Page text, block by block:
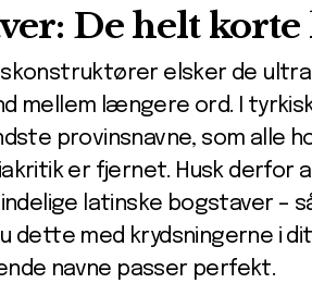
De helt
elsker de
mellem længere ord. I
provinsnavne, som alle
er fjernet. Husk derfor
latinske bogstaver –
dette med krydsningerne i
navne passer perfekt.